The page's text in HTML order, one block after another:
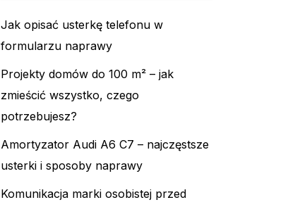
Jak opisać usterkę telefonu w
formularzu naprawy
Projekty domów do 100 m² – jak
zmieścić wszystko, czego
potrzebujesz?
Amortyzator Audi A6 C7 – najczęstsze
usterki i sposoby naprawy
Komunikacja marki osobistej przed